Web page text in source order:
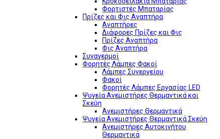
Φορτιστές Μπαταρίας
Πρίζες και Φις Αναπτήρα
Αναπτήρες
Διάφορες Πρίζες και Φις
Πρίζες Αναπτήρα
Φις Αναπτήρα
Συναγερμοί
Φορητές Λάμπες Φακοί
Λάμπες Συνεργείου
Φακοί
Φορητές Λάμπες Εργασίας LED
Ψυγεία Ανεμιστήρες Θερμαντικά και
Σκεύη
Ανεμιστήρες Θερμαντικά
Ψυγεία Ανεμιστήρες Θερμαντικά Σκεύη
Ανεμιστήρες Αυτοκινήτου
Θερμαντικά